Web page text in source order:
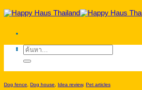
ค้นหา:
Dog fence, Dog house, Idea review, Pet articles